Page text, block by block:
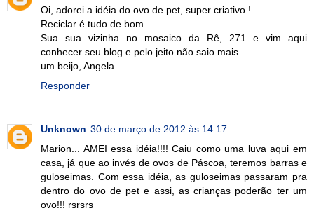
Oi, adorei a idéia do ovo de pet, super criativo !
Reciclar é tudo de bom.
Sua sua vizinha no mosaico da Rê, 271 e vim aqui
conhecer seu blog e pelo jeito não saio mais.
um beijo, Angela
Responder
Unknown 30 de março de 2012 às 14:17
Marion... AMEI essa idéia!!!! Caiu como uma luva aqui em
casa, já que ao invés de ovos de Páscoa, teremos barras e
guloseimas. Com essa idéia, as guloseimas passaram pra
dentro do ovo de pet e assi, as crianças poderão ter um
ovo!!! rsrsrs